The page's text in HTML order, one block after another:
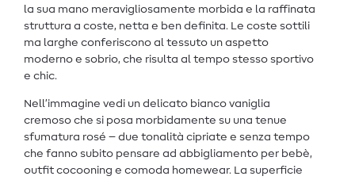
la sua mano meravigliosamente morbida e la raffinata
struttura a coste, netta e ben definita. Le coste sottili
ma larghe conferiscono al tessuto un aspetto
moderno e sobrio, che risulta al tempo stesso sportivo
e chic.
Nell’immagine vedi un delicato bianco vaniglia
cremoso che si posa morbidamente su una tenue
sfumatura rosé – due tonalità cipriate e senza tempo
che fanno subito pensare ad abbigliamento per bebè,
outfit cocooning e comoda homewear. La superficie